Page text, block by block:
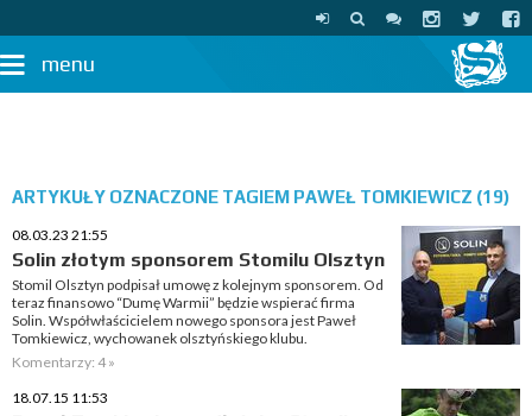
menu
ARTYKUŁY OZNACZONE TAGIEM PAWEŁ TOMKIEWICZ (19)
08.03.23 21:55
Solin złotym sponsorem Stomilu Olsztyn
Stomil Olsztyn podpisał umowę z kolejnym sponsorem. Od
teraz finansowo “Dumę Warmii” będzie wspierać firma
Solin. Współwłaścicielem nowego sponsora jest Paweł
Tomkiewicz, wychowanek olsztyńskiego klubu.
Komentarzy: 4 »
18.07.15 11:53